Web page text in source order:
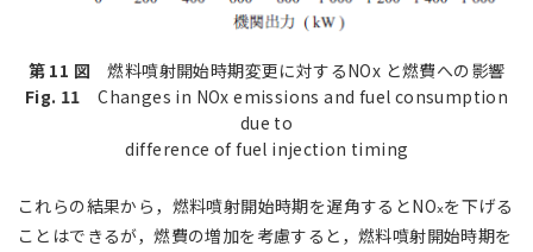
第 11 図 燃料噴射開始時期変更に対するNOx と燃費への影響
Fig. 11 Changes in NOx emissions and fuel consumption
due to
difference of fuel injection timing
これらの結果から，燃料噴射開始時期を遅角するとNOⅹを下げる
ことはできるが，燃費の増加を考慮すると，燃料噴射開始時期を